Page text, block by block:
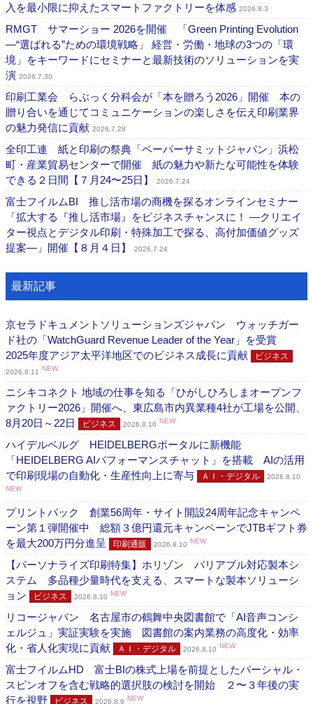
入を最小限に抑えたスマートファクトリーを体感 2026.8.3
RMGT サマーショー 2026を開催 「Green Printing Evolution
―“選ばれる”ための環境戦略」 経営・労働・地球の3つの「環
境」をキーワードにセミナーと最新技術のソリューションを実
演 2026.7.30
印刷工業会 らぶっく分科会が「本を贈ろう2026」開催 本の
贈り合いを通じてコミュニケーションの楽しさを伝え印刷業界
の魅力発信に貢献 2026.7.28
全印工連 紙と印刷の祭典「ペーパーサミットジャパン」浜松
町・産業貿易センターで開催 紙の魅力や新たな可能性を体験
できる２日間【７月24〜25日】
2026.7.24
富士フイルムBI 推し活市場の商機を探るオンラインセミナー
「拡大する『推し活市場』をビジネスチャンスに！ ―クリエイ
ター視点とデジタル印刷・特殊加工で探る、高付加価値グッズ
提案―」開催【８月４日】
2026.7.24
最新記事
京セラドキュメントソリューションズジャパン ウォッチガー
ド社の「WatchGuard Revenue Leader of the Year」を受賞
2025年度アジア太平洋地区でのビジネス成長に貢献
ビジネス
2026.8.11 NEW
ニシキコネクト 地域の仕事を知る「ひがしひろしまオープンフ
ァクトリー2026」開催へ、東広島市内異業種4社が工場を公開、
8月20日～22日
ビジネス 2026.8.10 NEW
ハイデルベルグ HEIDELBERGポータルに新機能
「HEIDELBERG AIパフォーマンスチャット」を搭載 AIの活用
で印刷現場の自動化・生産性向上に寄与
ＡＩ・デジタル
2026.8.10
NEW
プリントパック 創業56周年・サイト開設24周年記念キャンペ
ーン第１弾開催中 総額３億円還元キャンペーンでJTBギフト券
を最大200万円分進呈
印刷通販 2026.8.10 NEW
【パーソナライズ印刷特集】ホリゾン バリアブル対応製本シ
ステム 多品種少量時代を支える、スマートな製本ソリューシ
ョン
ビジネス 2026.8.10 NEW
リコージャパン 名古屋市の鶴舞中央図書館で「AI音声コンシ
ェルジュ」実証実験を実施 図書館の案内業務の高度化・効率
化・省人化実現に貢献
ＡＩ・デジタル 2026.8.10 NEW
富士フイルムHD 富士BIの株式上場を前提としたパーシャル・
スピンオフを含む戦略的選択肢の検討を開始 ２〜３年後の実
行を視野
ビジネス 2026.8.9 NEW